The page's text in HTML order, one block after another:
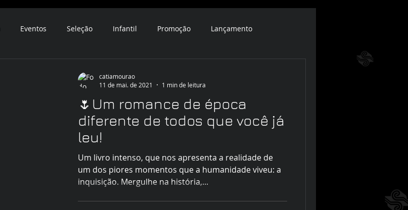
Eventos Seleção Infantil Promoção Lançamento
🌷Um romance de época
diferente de todos que você já
leu!
Um livro intenso, que nos apresenta a realidade de
um dos piores momentos que a humanidade viveu: a
inquisição. Mergulhe na história,...
catiamourao
11 de mai. de 2021
1 min de leitura